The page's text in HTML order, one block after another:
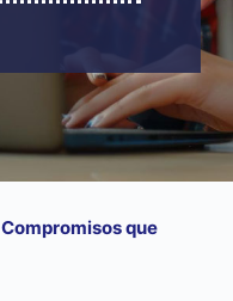
Compromisos que